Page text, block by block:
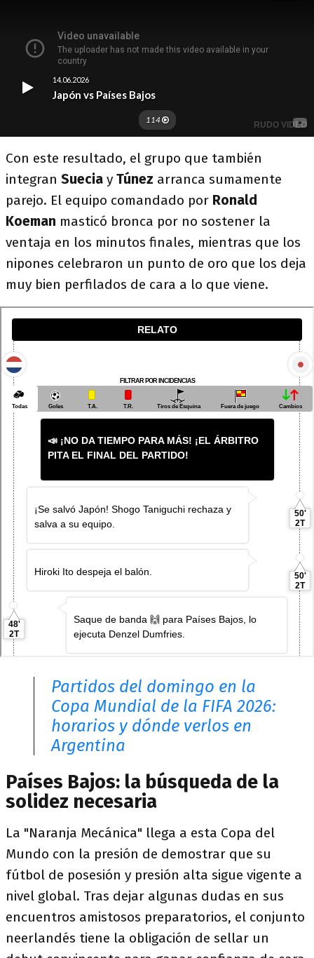
Con este resultado, el grupo que también
integran Suecia y Túnez arranca sumamente
parejo. El equipo comandado por Ronald
Koeman masticó bronca por no sostener la
ventaja en los minutos finales, mientras que los
nipones celebraron un punto de oro que los deja
muy bien perfilados de cara a lo que viene.
Partidos del domingo en la
Copa Mundial de la FIFA 2026:
horarios y dónde verlos en
Argentina
Países Bajos: la búsqueda de la
solidez necesaria
La "Naranja Mecánica" llega a esta Copa del
Mundo con la presión de demostrar que su
fútbol de posesión y presión alta sigue vigente a
nivel global. Tras dejar algunas dudas en sus
encuentros amistosos preparatorios, el conjunto
neerlandés tiene la obligación de sellar un